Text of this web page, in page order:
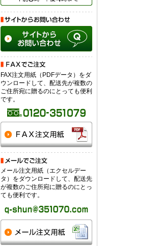
FAX注文用紙（PDFデータ）をダ
ウンロードして、配送先が複数の
ご住所宛に贈るのにとっても便利
です。
メール注文用紙（エクセルデー
タ）をダウンロードして、配送先
が複数のご住所宛に贈るのにとっ
ても便利です。